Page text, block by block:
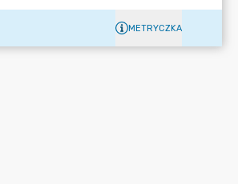
METRYCZKA